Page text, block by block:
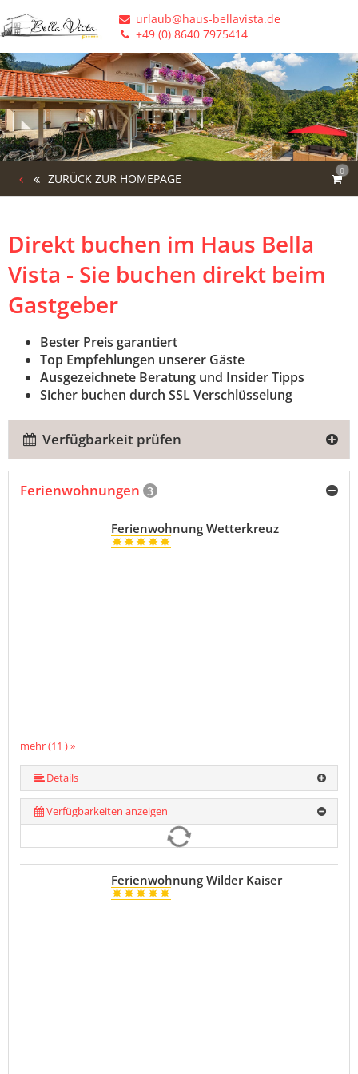
urlaub@haus-bellavista.de
+49 (0) 8640 7975414
0
ZURÜCK ZUR HOMEPAGE
Direkt buchen im Haus Bella
Vista - Sie buchen direkt beim
Gastgeber
Bester Preis garantiert
Top Empfehlungen unserer Gäste
Ausgezeichnete Beratung und Insider Tipps
Sicher buchen durch SSL Verschlüsselung
Verfügbarkeit prüfen
Ferienwohnungen 3
mehr (11 ) »
mehr (11 ) »
mehr (11 ) »
mehr (11 ) »
mehr (11 ) »
mehr (11 ) »
mehr (11 ) »
mehr (11 ) »
Ferienwohnung Wetterkreuz
Details
Verfügbarkeiten anzeigen
Ferienwohnung Wilder Kaiser